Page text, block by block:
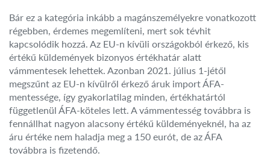
Bár ez a kategória inkább a magánszemélyekre vonatkozott
régebben, érdemes megemlíteni, mert sok tévhit
kapcsolódik hozzá. Az EU-n kívüli országokból érkező, kis
értékű küldemények bizonyos értékhatár alatt
vámmentesek lehettek. Azonban 2021. július 1-jétől
megszűnt az EU-n kívülről érkező áruk import ÁFA-
mentessége, így gyakorlatilag minden, értékhatártól
függetlenül ÁFA-köteles lett. A vámmentesség továbbra is
fennállhat nagyon alacsony értékű küldeményeknél, ha az
áru értéke nem haladja meg a 150 eurót, de az ÁFA
továbbra is fizetendő.